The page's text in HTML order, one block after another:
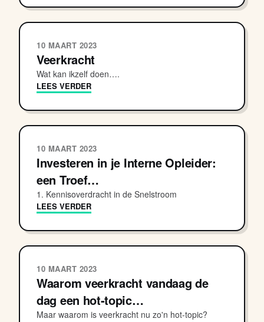
10 MAART 2023
Veerkracht
Wat kan ikzelf doen….
LEES VERDER
10 MAART 2023
Investeren in je Interne Opleider:
een Troef…
1. Kennisoverdracht in de Snelstroom
LEES VERDER
10 MAART 2023
Waarom veerkracht vandaag de
dag een hot-topic…
Maar waarom is veerkracht nu zo'n hot-topic?